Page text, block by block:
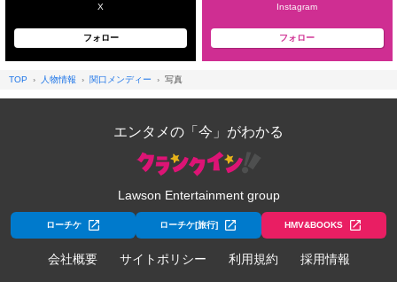
X
フォロー
Instagram
フォロー
TOP 人物情報 関口メンディー 写真
エンタメの「今」がわかる
Lawson Entertainment group
ローチケ ローチケ[旅行] HMV&BOOKS
会社概要 サイトポリシー 利用規約 採用情報